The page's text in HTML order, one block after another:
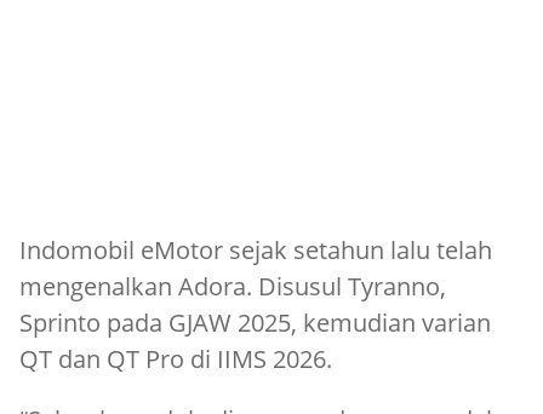
Indomobil eMotor sejak setahun lalu telah
mengenalkan Adora. Disusul Tyranno,
Sprinto pada GJAW 2025, kemudian varian
QT dan QT Pro di IIMS 2026.